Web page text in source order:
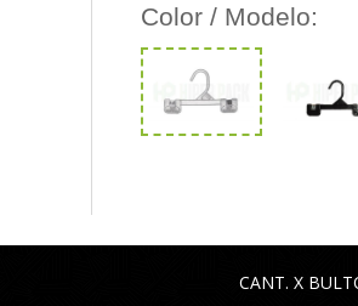
Color / Modelo:
CANT. X